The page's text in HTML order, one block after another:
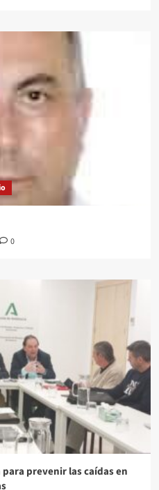
0
prevenir las caídas en